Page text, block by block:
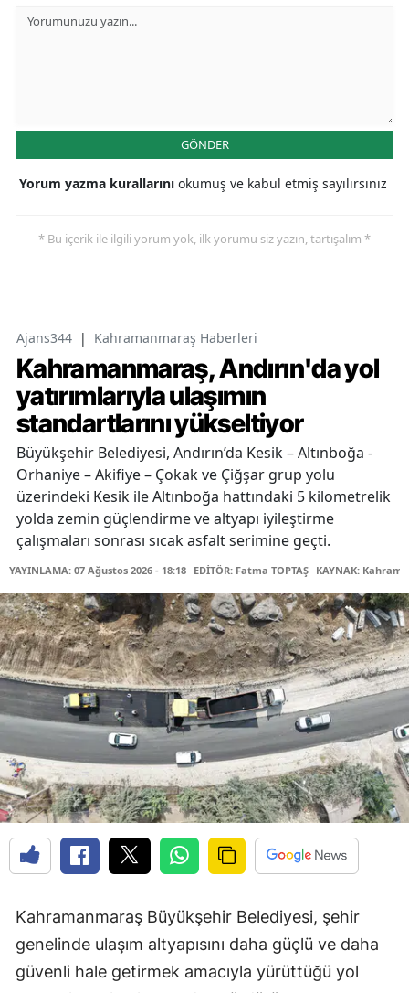
GÖNDER
Yorum yazma kurallarını okumuş ve kabul etmiş sayılırsınız
* Bu içerik ile ilgili yorum yok, ilk yorumu siz yazın, tartışalım *
Ajans344 | Kahramanmaraş Haberleri
Kahramanmaraş, Andırın'da yol
yatırımlarıyla ulaşımın
standartlarını yükseltiyor
Büyükşehir Belediyesi, Andırın’da Kesik – Altınboğa -
Orhaniye – Akifiye – Çokak ve Çiğşar grup yolu
üzerindeki Kesik ile Altınboğa hattındaki 5 kilometrelik
yolda zemin güçlendirme ve altyapı iyileştirme
çalışmaları sonrası sıcak asfalt serimine geçti.
YAYINLAMA: 07 Ağustos 2026 - 18:18 EDİTÖR: Fatma TOPTAŞ KAYNAK:
Kahramanmaraş Büyükşehir Belediyesi, şehir
genelinde ulaşım altyapısını daha güçlü ve daha
güvenli hale getirmek amacıyla yürüttüğü yol